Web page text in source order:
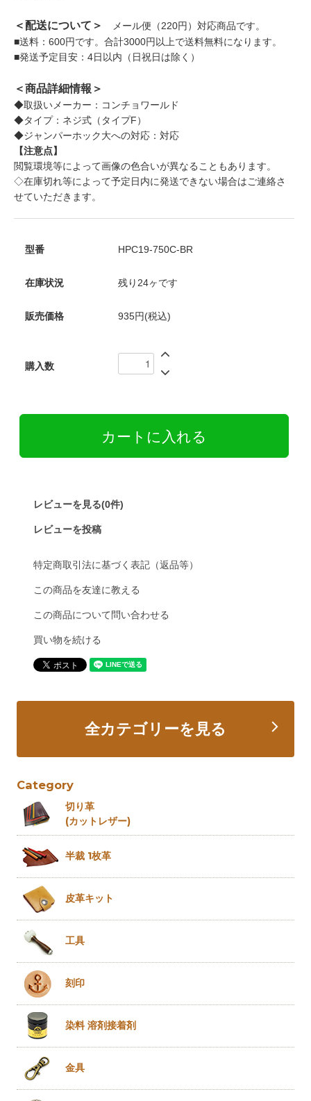
＜配送について＞
メール便（220円）対応商品です。
■送料：600円です。合計3000円以上で送料無料になります。
■発送予定目安：4日以内（日祝日は除く）
＜商品詳細情報＞
◆取扱いメーカー：コンチョワールド
◆タイプ：ネジ式（タイプF）
◆ジャンパーホック大への対応：対応
【注意点】
閲覧環境等によって画像の色合いが異なることもあります。
◇在庫切れ等によって予定日内に発送できない場合はご連絡さ
せていただきます。
型番 HPC19-750C-BR
在庫状況 残り24ヶです
販売価格 935円(税込)
購入数
レビューを見る(0件)
レビューを投稿
特定商取引法に基づく表記（返品等）
この商品を友達に教える
この商品について問い合わせる
買い物を続ける
全カテゴリーを見る
Category
切り革
(カットレザー)
半裁 1枚革
皮革キット
工具
刻印
染料 溶剤接着剤
金具